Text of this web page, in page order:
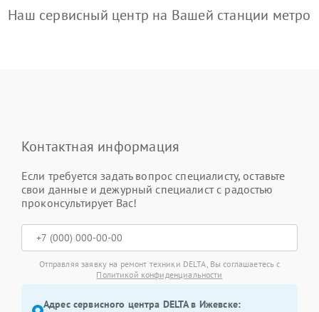
Наш сервисный центр на Вашей станции метро
Контактная информация
Если требуется задать вопрос специалисту, оставьте
свои данные и дежурный специалист с радостью
проконсультирует Вас!
Отправляя заявку на ремонт техники DELTA, Вы соглашаетесь с
Политикой конфиденциальности
Адрес сервисного центра DELTA в Ижевске: